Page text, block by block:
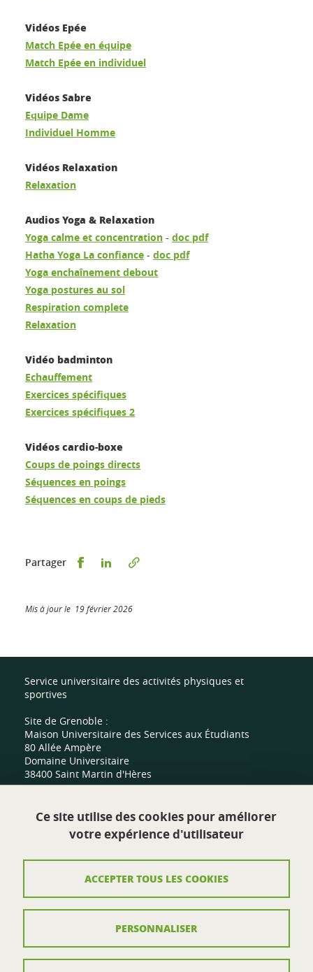
Vidéos Epée
Match Epée en équipe
Match Epée en individuel
Vidéos Sabre
Equipe Dame
Individuel Homme
Vidéos Relaxation
Relaxation
Audios Yoga & Relaxation
Yoga calme et concentration - doc pdf
Hatha Yoga La confiance - doc pdf
Yoga enchaînement debout
Yoga postures au sol
Respiration complete
Relaxation
Vidéo badminton
Echauffement
Exercices spécifiques
Exercices spécifiques 2
Vidéos cardio-boxe
Coups de poings directs
Séquences en poings
Séquences en coups de pieds
Partager Partager sur Facebook
Partager sur LinkedIn
Mis à jour le 19 février 2026
Service universitaire des activités physiques et
sportives
Site de Grenoble :
Maison Universitaire des Services aux Étudiants
80 Allée Ampère
Domaine Universitaire
38400 Saint Martin d'Hères
Site de Valence :
Centre sportif universitaire
Route de Malissard
Contact
Mentions légales
Ce site utilise des cookies pour améliorer
votre expérience d'utilisateur
ACCEPTER TOUS LES COOKIES
PERSONNALISER